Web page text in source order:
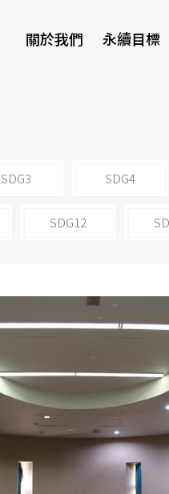
關於我們 永續目標
SDG3 SDG4
SDG12